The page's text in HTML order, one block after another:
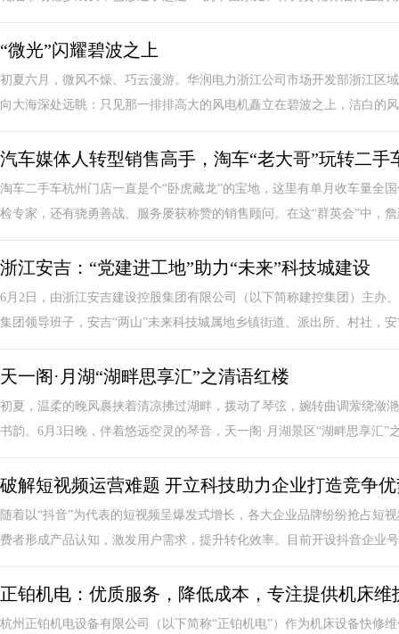
“微光”闪耀碧波之上
初夏六月，微风不燥、巧云漫游。华润电力浙江公司市场开发部浙江区
向大海深处远眺：只见那一排排高大的风电机矗立在碧波之上，洁白的
汽车媒体人转型销售高手，淘车“老大哥”玩转二手
淘车二手车杭州门店一直是个“卧虎藏龙”的宝地，这里有单月收车量全
检专家，还有骁勇善战、服务屡获称赞的销售顾问。在这“群英会”中，
浙江安吉：“党建进工地”助力“未来”科技城建设
6月2日，由浙江安吉建设控股集团有限公司（以下简称建控集团）主办
集团领导班子，安吉“两山”未来科技城属地乡镇街道、派出所、村社，安
天一阁·月湖“湖畔思享汇”之清语红楼
初夏，温柔的晚风裹挟着清凉拂过湖畔，拨动了琴弦，婉转曲调萦绕潋
书韵。6月3日晚，伴着悠远空灵的琴音，天一阁·月湖景区“湖畔思享汇”
破解短视频运营难题 开立科技助力企业打造竞争
随着以“抖音”为代表的短视频呈爆发式增长，各大企业品牌纷纷抢占短
费者形成产品认知，激发用户需求，提升转化效率。目前开设抖音企业
正铂机电：优质服务，降低成本，专注提供机床维
杭州正铂机电设备有限公司（以下简称“正铂机电”）作为机床设备快修